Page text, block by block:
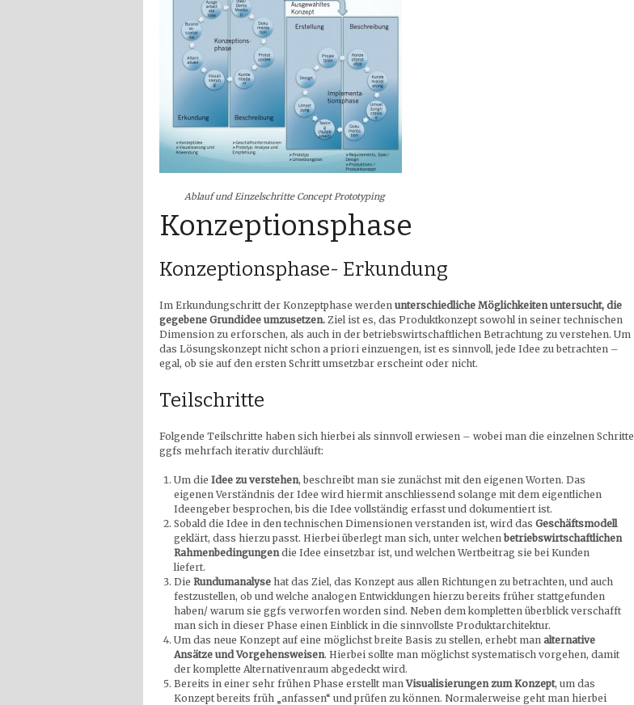
Ablauf und Einzelschritte Concept Prototyping
Konzeptionsphase
Konzeptionsphase- Erkundung
Im Erkundungschritt der Konzeptphase werden unterschiedliche Möglichkeiten untersucht, die
gegebene Grundidee umzusetzen. Ziel ist es, das Produktkonzept sowohl in seiner technischen
Dimension zu erforschen, als auch in der betriebswirtschaftlichen Betrachtung zu verstehen. Um
das Lösungskonzept nicht schon a priori einzuengen, ist es sinnvoll, jede Idee zu betrachten –
egal, ob sie auf den ersten Schritt umsetzbar erscheint oder nicht.
Teilschritte
Folgende Teilschritte haben sich hierbei als sinnvoll erwiesen – wobei man die einzelnen Schritte
ggfs mehrfach iterativ durchläuft:
Um die Idee zu verstehen, beschreibt man sie zunächst mit den eigenen Worten. Das
eigenen Verständnis der Idee wird hiermit anschliessend solange mit dem eigentlichen
Ideengeber besprochen, bis die Idee vollständig erfasst und dokumentiert ist.
Sobald die Idee in den technischen Dimensionen verstanden ist, wird das Geschäftsmodell
geklärt, dass hierzu passt. Hierbei überlegt man sich, unter welchenbetriebswirtschaftlichen
Rahmenbedingungen die Idee einsetzbar ist, und welchen Wertbeitrag sie bei Kunden
liefert.
Die Rundumanalyse hat das Ziel, das Konzept aus allen Richtungen zu betrachten, und auch
festzustellen, ob und welche analogen Entwicklungen hierzu bereits früher stattgefunden
haben/ warum sie ggfs verworfen worden sind. Neben dem kompletten überblick verschafft
man sich in dieser Phase einen Einblick in die sinnvollste Produktarchitektur.
Um das neue Konzept auf eine möglichst breite Basis zu stellen, erhebt man alternative
Ansätze und Vorgehensweisen. Hierbei sollte man möglichst systematisch vorgehen, damit
der komplette Alternativenraum abgedeckt wird.
Bereits in einer sehr frühen Phase erstellt manVisualisierungen zum Konzept, um das
Konzept bereits früh „anfassen“ und prüfen zu können. Normalerweise geht man hierbei